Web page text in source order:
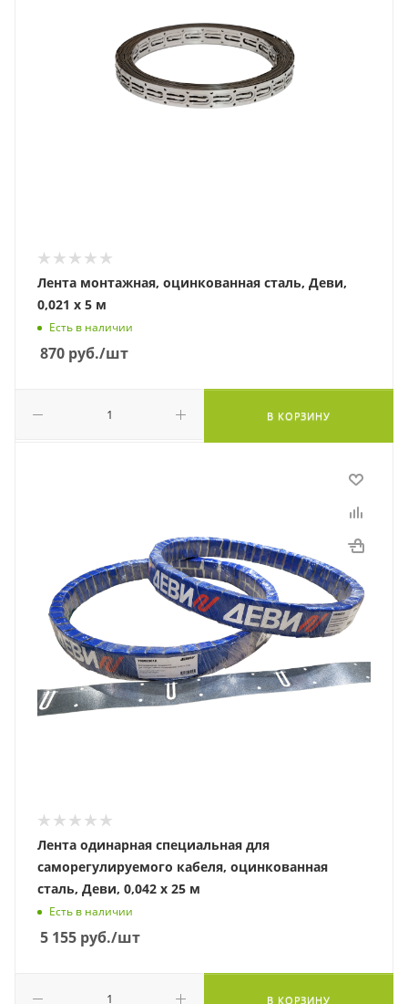
Лента монтажная, оцинкованная сталь, Деви,
0,021 х 5 м
Есть в наличии
870 руб./шт
В КОРЗИНУ
Лента одинарная специальная для
саморегулируемого кабеля, оцинкованная
сталь, Деви, 0,042 х 25 м
Есть в наличии
5 155 руб./шт
В КОРЗИНУ